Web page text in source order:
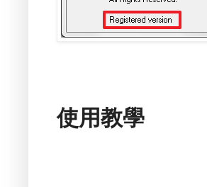
使用教學